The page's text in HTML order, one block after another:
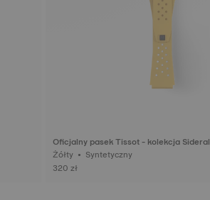
Oficjalny pasek Tissot - kolekcja Sideral
Żółty • Syntetyczny
320 zł